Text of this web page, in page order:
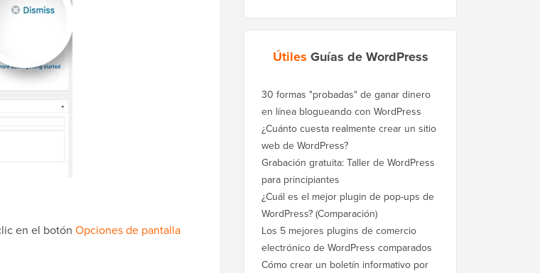
en el botón Opciones de pantalla
Útiles Guías de WordPress
30 formas "probadas" de ganar dinero
en línea blogueando con WordPress
¿Cuánto cuesta realmente crear un sitio
web de WordPress?
Grabación gratuita: Taller de WordPress
para principiantes
¿Cuál es el mejor plugin de pop-ups de
WordPress? (Comparación)
Los 5 mejores plugins de comercio
electrónico de WordPress comparados
Cómo crear un boletín informativo por